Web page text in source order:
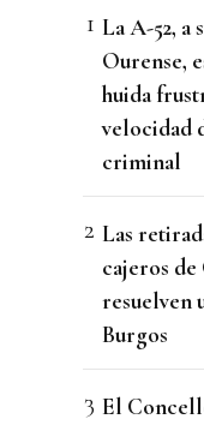
La A-52, a
Ourense,
huida
velocidad
criminal
Las
cajeros de
resuelven
Burgos
El